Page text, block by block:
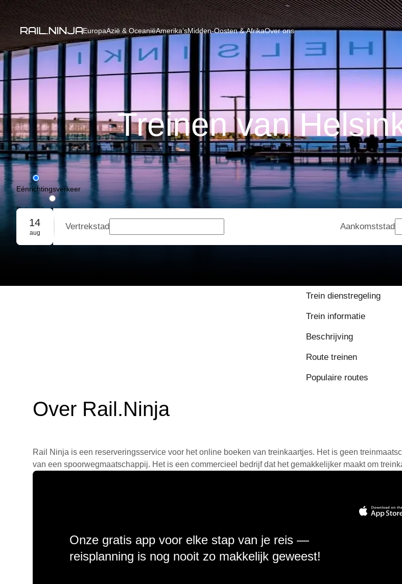
EuropaAzië & OceaniëAmerika’sMidden-Oosten & AfrikaOver ons
Treinen van
Eénrichtingsverkeer
Retourvlucht
Groepsreservering
14
aug
Vertrekstad Aankomststad
Trein dienstregeling
Trein informatie
Beschrijving
Route treinen
Populaire routes
Over Rail.Ninja
Rail Ninja is een reserveringsservice voor het online boeken van treinkaartjes. Het is geen
van een spoorwegmaatschappij. Het is een commercieel bedrijf dat het gemakkelijker maakt om
Onze gratis app voor elke stap van je reis —
reisplanning is nog nooit zo makkelijk geweest!
8.9 / 10 op